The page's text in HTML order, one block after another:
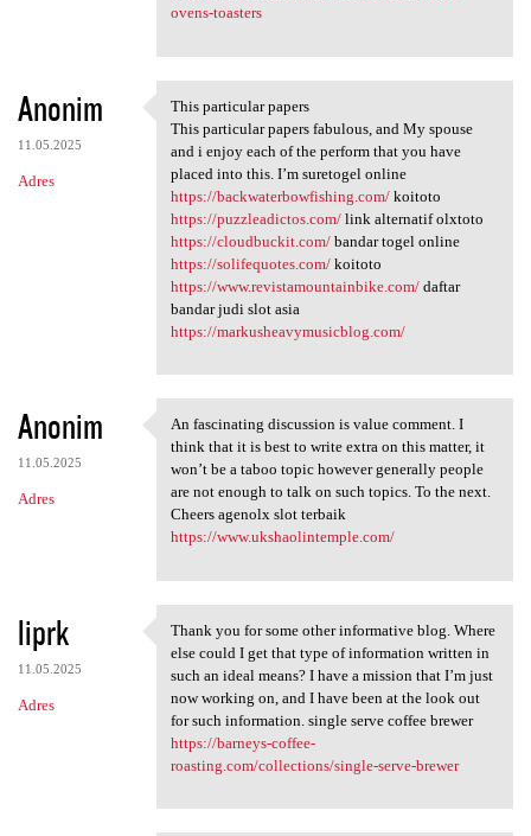
ovens-toasters
Anonim
11.05.2025
Adres
This particular papers
This particular papers
This particular papers fabulous, and My spouse
and i enjoy each of the perform that you have
placed into this. I’m suretogel online
https://backwaterbowfishing.com/koitoto
https://puzzleadictos.com/link alternatif olxtoto
https://cloudbuckit.com/bandar togel online
https://solifequotes.com/koitoto
https://www.revistamountainbike.com/daftar
bandar judi slot asia
https://markusheavymusicblog.com/
Anonim
11.05.2025
Adres
An fascinating discussion is
An fascinating discussion is value comment. I
think that it is best to write extra on this matter, it
won’t be a taboo topic however generally people
are not enough to talk on such topics. To the next.
Cheers agenolx slot terbaik
https://www.ukshaolintemple.com/
liprk
11.05.2025
Adres
Thank you for some other
Thank you for some other informative blog. Where
else could I get that type of information written in
such an ideal means? I have a mission that I’m just
now working on, and I have been at the look out
for such information. single serve coffee brewer
https://barneys-coffee-
roasting.com/collections/single-serve-brewer